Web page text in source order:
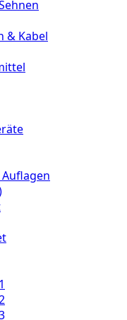
& Kabel